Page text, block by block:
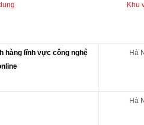
Khu
hàng lĩnh vực công nghệ
Hà
Hà